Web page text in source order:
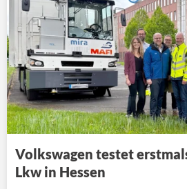
Volkswagen testet
Lkw in Hessen